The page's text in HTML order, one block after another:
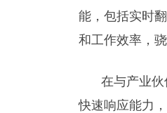
能，包括实时
和工作效率，
在与产业
快速响应能力